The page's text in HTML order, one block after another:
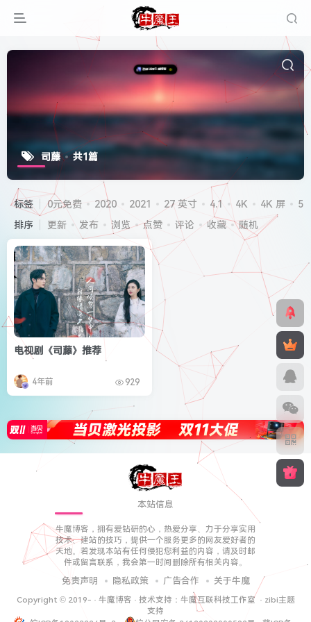
司藤 共1篇
标签 0元免费 2020 2021 27 英寸 4.1 4K 4K 屏
5G
排序
更新 发布 浏览 点赞 评论 收藏 随机
电视剧《司藤》推荐
4年前 929
本站信息
牛魔博客，拥有爱钻研的心，热爱分享、力于分享实用
技术、建站的技巧，提供一个服务更多的网友爱好者的
天地。若发现本站有任何侵犯您利益的内容，请及时邮
件或留言联系，我会第一时间删除所有相关内容。
免责声明 隐私政策 广告合作 关于牛魔
Copyright © 2019- · 牛魔博客 · 技术支持： 牛魔互联科技工作室 · zibi主题
支持